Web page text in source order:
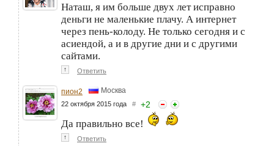
Наташ, я им больше двух лет исправно
деньги не маленькие плачу. А интернет
через пень-колоду. Не только сегодня и с
асиендой, а и в другие дни и с другими
сайтами.
↑ Ответить
пион2 Москва
22 октября 2015 года # +2
Да правильно все!
↑ Ответить